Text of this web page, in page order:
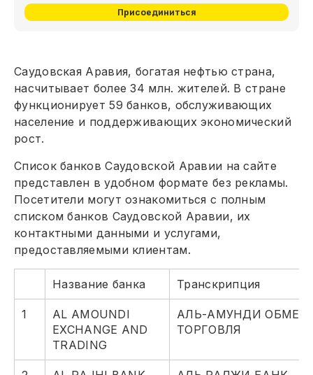
Присоединиться
Саудовская Аравия, богатая нефтью страна,
насчитывает более 34 млн. жителей. В стране
функционирует 59 банков, обслуживающих
население и поддерживающих экономический
рост.
Список банков Саудовской Аравии на сайте
представлен в удобном формате без рекламы.
Посетители могут ознакомиться с полным
списком банков Саудовской Аравии, их
контактными данными и услугами,
предоставляемыми клиентам.
Название банка Транскрипция
1
AL AMOUNDI
EXCHANGE AND
TRADING
АЛЬ-АМУНДИ ОБМЕН
ТОРГОВЛЯ